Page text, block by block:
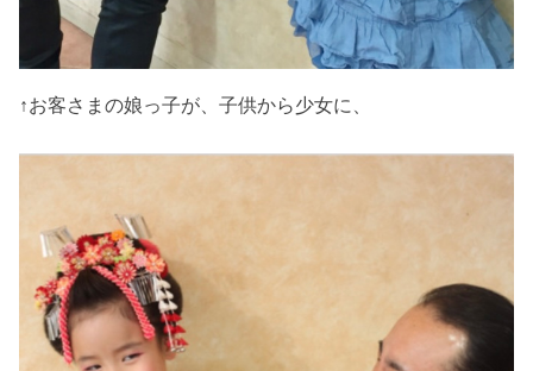
↑お客さまの娘っ子が、子供から少女に、